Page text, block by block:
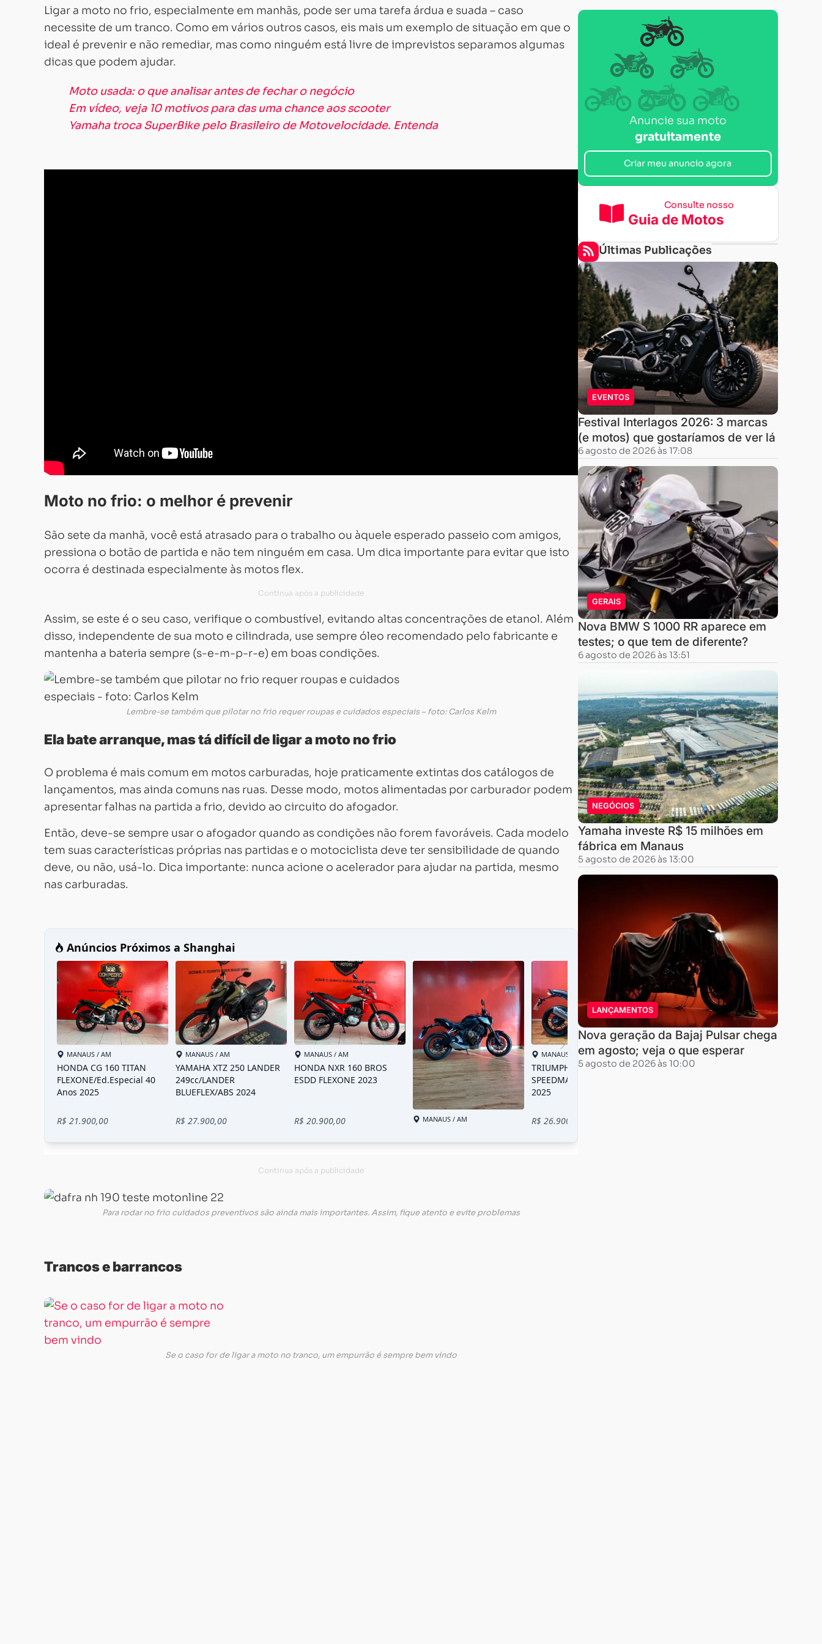
Ligar a moto no frio, especialmente em manhãs, pode ser uma tarefa árdua e suada – caso
necessite de um tranco. Como em vários outros casos, eis mais um exemplo de situação em que o
ideal é prevenir e não remediar, mas como ninguém está livre de imprevistos separamos algumas
dicas que podem ajudar.
Moto usada: o que analisar antes de fechar o negócio
Em vídeo, veja 10 motivos para das uma chance aos scooter
Yamaha troca SuperBike pelo Brasileiro de Motovelocidade. Entenda
Moto no frio: o melhor é prevenir
São sete da manhã, você está atrasado para o trabalho ou àquele esperado passeio com amigos,
pressiona o botão de partida e não tem ninguém em casa. Um dica importante para evitar que isto
ocorra é destinada especialmente às motos flex.
Assim, se este é o seu caso, verifique o combustível, evitando altas concentrações de etanol. Além
disso, independente de sua moto e cilindrada, use sempre óleo recomendado pelo fabricante e
mantenha a bateria sempre (s-e-m-p-r-e) em boas condições.
Lembre-se também que pilotar no frio requer roupas e cuidados especiais – foto: Carlos Kelm
Ela bate arranque, mas tá difícil de ligar a moto no frio
O problema é mais comum em motos carburadas, hoje praticamente extintas dos catálogos de
lançamentos, mas ainda comuns nas ruas. Desse modo, motos alimentadas por carburador podem
apresentar falhas na partida a frio, devido ao circuito do afogador.
Então, deve-se sempre usar o afogador quando as condições não forem favoráveis. Cada modelo
tem suas características próprias nas partidas e o motociclista deve ter sensibilidade de quando
deve, ou não, usá-lo. Dica importante: nunca acione o acelerador para ajudar na partida, mesmo
nas carburadas.
Para rodar no frio cuidados preventivos são ainda mais importantes. Assim, fique atento e evite problemas
Trancos e barrancos
Se o caso for de ligar a moto no tranco, um empurrão é sempre bem vindo
Caso
a
moto
Anuncie sua moto
gratuitamente
Criar meu anuncio agora
Consulte nosso
Guia de Motos
Últimas Publicações
EVENTOS
Festival Interlagos 2026: 3 marcas
(e motos) que gostaríamos de ver lá
6 agosto de 2026 às 17:08
GERAIS
Nova BMW S 1000 RR aparece em
testes; o que tem de diferente?
6 agosto de 2026 às 13:51
NEGÓCIOS
Yamaha investe R$ 15 milhões em
fábrica em Manaus
5 agosto de 2026 às 13:00
LANÇAMENTOS
Nova geração da Bajaj Pulsar chega
em agosto; veja o que esperar
5 agosto de 2026 às 10:00
Carregando...
Carregando...